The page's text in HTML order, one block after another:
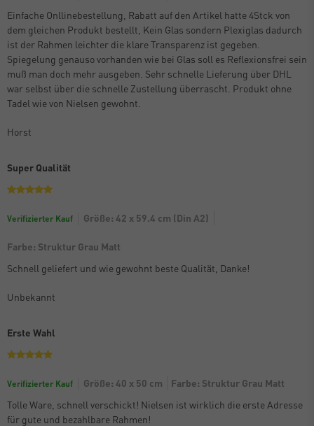
Einfache Onllinebestellung, Rabatt auf den Artikel hatte 4Stck von
dem gleichen Produkt bestellt, Kein Glas sondern Plexiglas dadurch
ist der Rahmen leichter die klare Transparenz ist gegeben.
Spiegelung genauso vorhanden wie bei Glas soll es Reflexionsfrei sein
muß man doch mehr ausgeben. Sehr schnelle Lieferung über DHL
war selbst über die schnelle Zustellung überrascht. Produkt ohne
Tadel wie von Nielsen gewohnt.
Horst
Super Qualität
Verifizierter Kauf Größe: 42 x 59.4 cm (Din A2)
Farbe: Struktur Grau Matt
Schnell geliefert und wie gewohnt beste Qualität, Danke!
Unbekannt
Erste Wahl
Verifizierter Kauf Größe: 40 x 50 cm
Farbe: Struktur Grau Matt
Tolle Ware, schnell verschickt! Nielsen ist wirklich die erste Adresse
für gute und bezahlbare Rahmen!